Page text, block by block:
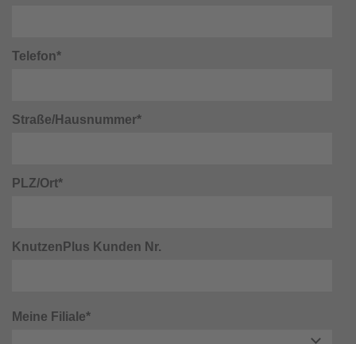
Telefon*
Straße/Hausnummer*
PLZ/Ort*
KnutzenPlus Kunden Nr.
Meine Filiale*